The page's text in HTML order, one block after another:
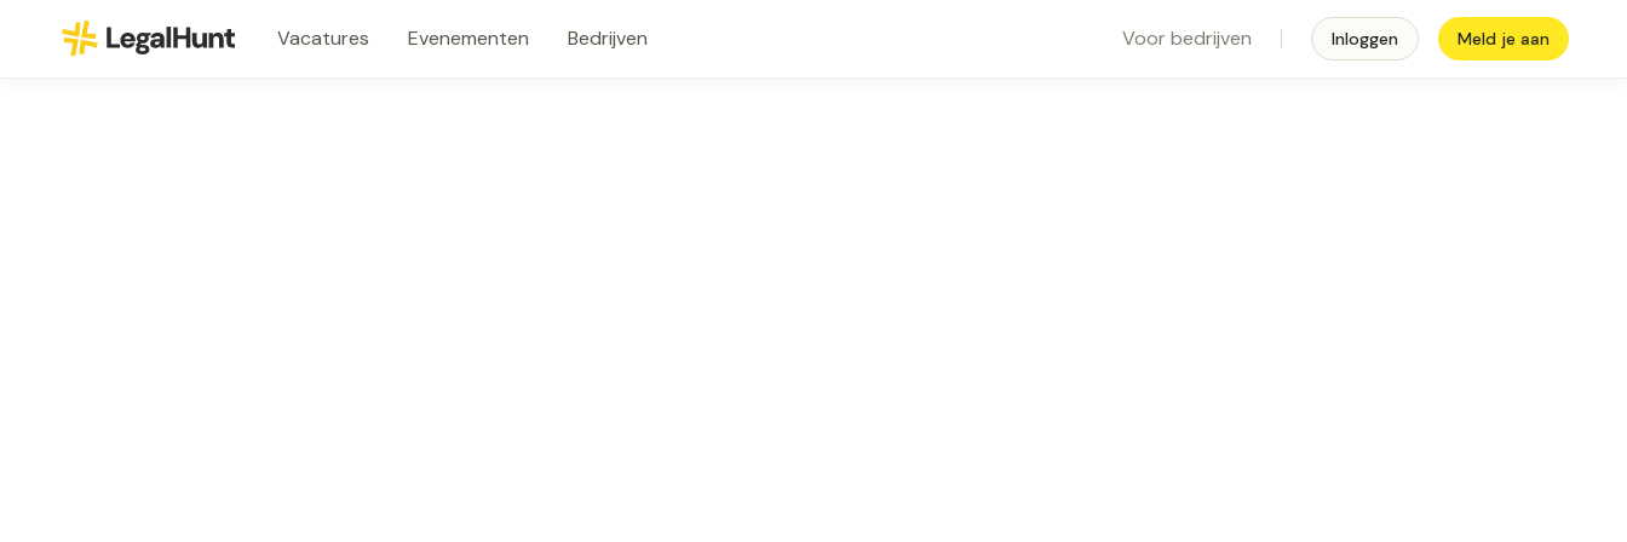
Vacatures Evenementen Bedrijven Voor bedrijven Inloggen Meld je aan